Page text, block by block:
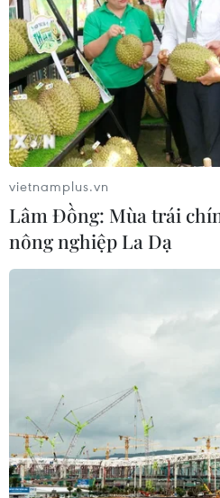
vietnamplus.vn
Lâm Đồng: Mùa trái
nông nghiệp La Dạ